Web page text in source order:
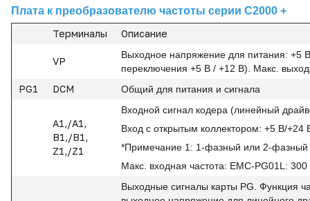
Плата к преобразователю частоты серии С2000 +
Терминалы
Описание
VP
Выходное напряжение для питания: +5
переключения +5 В / +12 В). Макс.
PG1 DCM Общий для питания и сигнала
A1,/A1,
B1,/B1,
Z1,/Z1
Входной сигнал кодера (линейный
Вход с открытым коллектором: +5 В/+24
*Примечание 1: 1-фазный или 2-фазный
Макс. входная частота: EMC-PG01L:
Выходные сигналы карты PG. Функция